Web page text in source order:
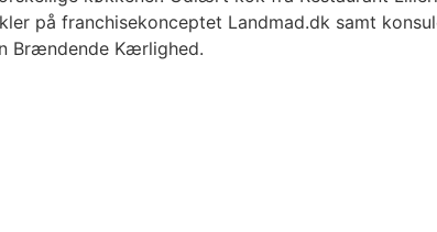
på franchisekonceptet Landmad.dk samt
Brændende Kærlighed.